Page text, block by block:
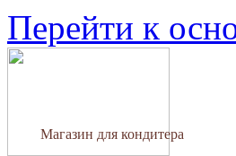
Перейти к
Магазин для кондитера